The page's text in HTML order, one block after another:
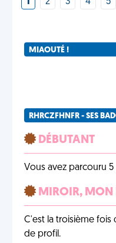
MIAOUTÉ !
RHRCZFHNFR - SES
DÉBUTANT
Vous avez parcouru
MIROIR, MON
C'est la troisième
de profil.